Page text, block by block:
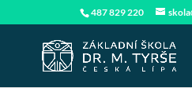
487 829 220